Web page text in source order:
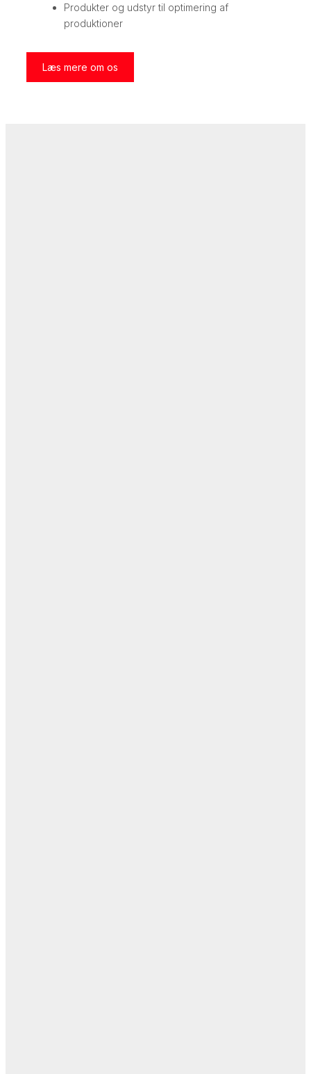
Produkter og udstyr til optimering af
produktioner
Læs mere om os